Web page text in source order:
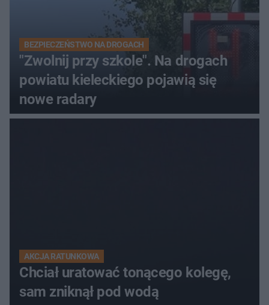
BEZPIECZEŃSTWO NA DROGACH
"Zwolnij przy szkole". Na drogach
powiatu kieleckiego pojawią się
nowe radary
AKCJA RATUNKOWA
Chciał uratować tonącego kolegę,
sam zniknął pod wodą